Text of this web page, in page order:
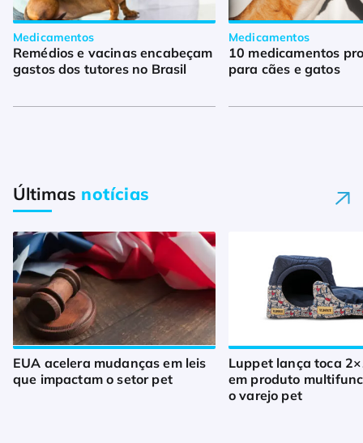
Medicamentos
Remédios e vacinas encabeçam
gastos dos tutores no Brasil
Medicamentos
10 medicamentos
para cães e gatos
Últimas notícias
EUA acelera mudanças em leis
que impactam o setor pet
Luppet lança toca
em produto
o varejo pet